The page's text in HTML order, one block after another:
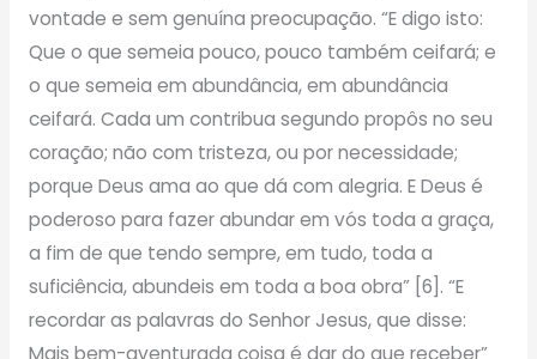
vontade e sem genuína preocupação. “E digo isto:
Que o que semeia pouco, pouco também ceifará; e
o que semeia em abundância, em abundância
ceifará. Cada um contribua segundo propôs no seu
coração; não com tristeza, ou por necessidade;
porque Deus ama ao que dá com alegria. E Deus é
poderoso para fazer abundar em vós toda a graça,
a fim de que tendo sempre, em tudo, toda a
suficiência, abundeis em toda a boa obra” [6]. “E
recordar as palavras do Senhor Jesus, que disse:
Mais bem-aventurada coisa é dar do que receber”